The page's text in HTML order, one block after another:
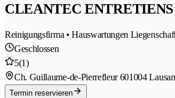
CLEANTEC
Reinigungsfirma • Hauswartungen
Geschlossen
5(1)
Ch. Guillaume-de-Pierrefleur 601004
Termin reservieren